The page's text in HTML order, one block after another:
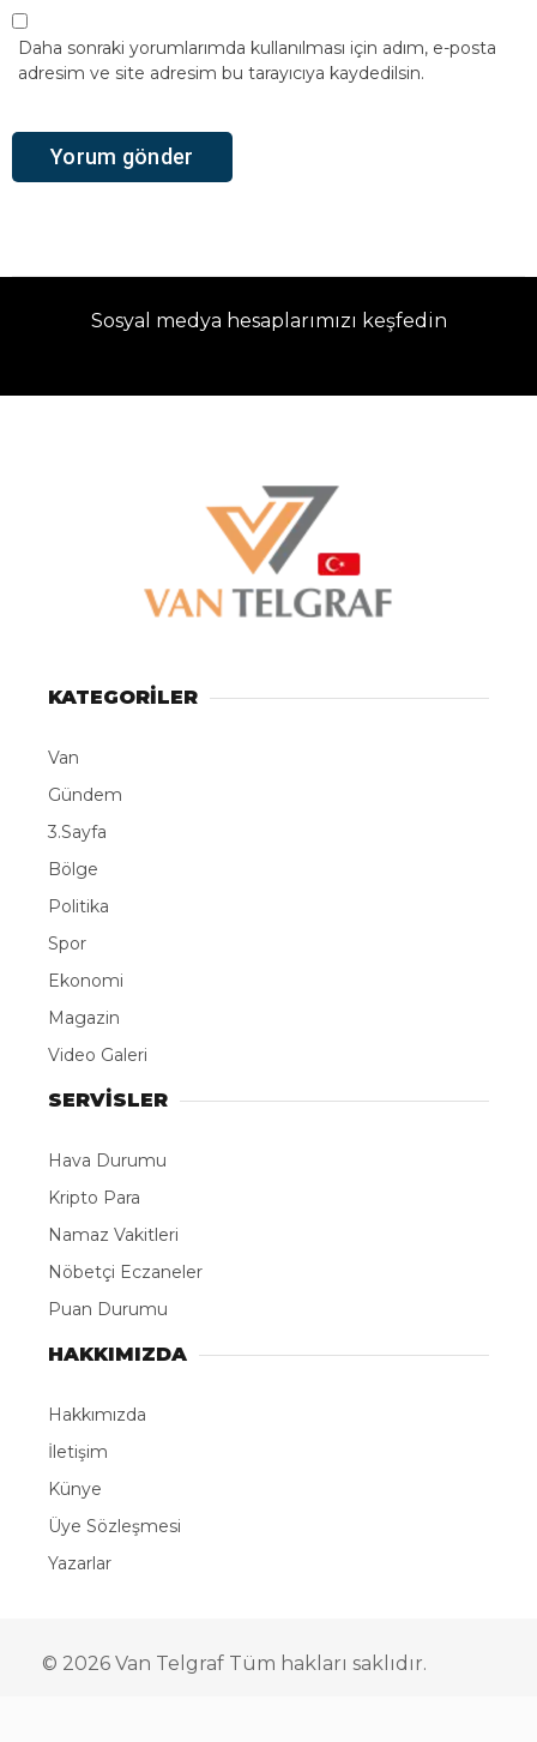
Daha sonraki yorumlarımda kullanılması için adım, e-posta
adresim ve site adresim bu tarayıcıya kaydedilsin.
Sosyal medya hesaplarımızı keşfedin
KATEGORİLER
Van
Gündem
3.Sayfa
Bölge
Politika
Spor
Ekonomi
Magazin
Video Galeri
SERVİSLER
Hava Durumu
Kripto Para
Namaz Vakitleri
Nöbetçi Eczaneler
Puan Durumu
HAKKIMIZDA
Hakkımızda
İletişim
Künye
Üye Sözleşmesi
Yazarlar
© 2026 Van Telgraf Tüm hakları saklıdır.